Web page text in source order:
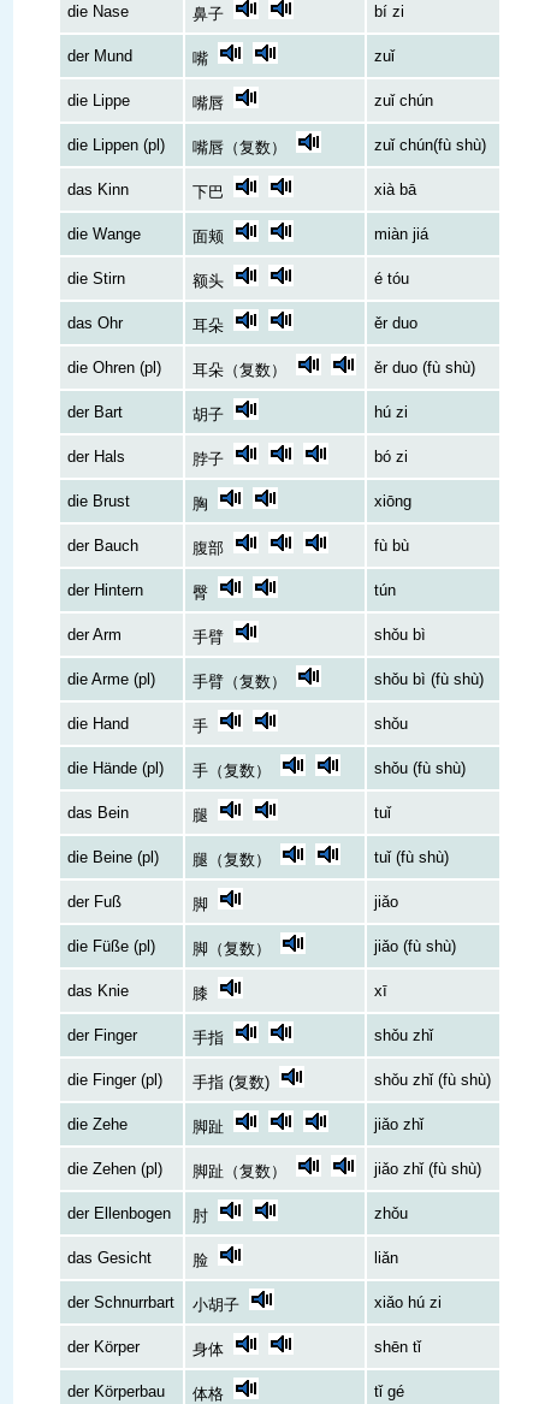
die Nase 鼻子 bí zi
der Mund 嘴 zuǐ
die Lippe 嘴唇 zuǐ chún
die Lippen (pl) 嘴唇（复数） zuǐ chún(fù shù)
das Kinn 下巴 xià bā
die Wange 面颊 miàn jiá
die Stirn 额头 é tóu
das Ohr 耳朵 ěr duo
die Ohren (pl) 耳朵（复数） ěr duo (fù shù)
der Bart 胡子 hú zi
der Hals 脖子 bó zi
die Brust 胸 xiōng
der Bauch 腹部 fù bù
der Hintern 臀 tún
der Arm 手臂 shǒu bì
die Arme (pl) 手臂（复数） shǒu bì (fù shù)
die Hand 手 shǒu
die Hände (pl) 手（复数） shǒu (fù shù)
das Bein 腿 tuǐ
die Beine (pl) 腿（复数） tuǐ (fù shù)
der Fuß 脚 jiǎo
die Füße (pl) 脚（复数） jiǎo (fù shù)
das Knie 膝 xī
der Finger 手指 shǒu zhǐ
die Finger (pl) 手指 (复数) shǒu zhǐ (fù shù)
die Zehe 脚趾 jiǎo zhǐ
die Zehen (pl) 脚趾（复数） jiǎo zhǐ (fù shù)
der Ellenbogen 肘 zhǒu
das Gesicht 脸 liǎn
der Schnurrbart 小胡子 xiǎo hú zi
der Körper 身体 shēn tǐ
der Körperbau 体格 tǐ gé